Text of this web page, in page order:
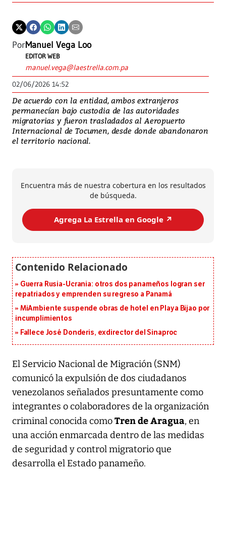
PorManuel Vega Loo
EDITOR WEB
manuel.vega@laestrella.com.pa
02/06/2026 14:52
De acuerdo con la entidad, ambos extranjeros
permanecían bajo custodia de las autoridades
migratorias y fueron trasladados al Aeropuerto
Internacional de Tocumen, desde donde abandonaron
el territorio nacional.
Encuentra más de nuestra cobertura en los resultados
de búsqueda.
Agrega La Estrella en Google ↗️
Guerra Rusia-Ucrania: otros dos panameños logran ser
repatriados y emprenden su regreso a Panamá
MiAmbiente suspende obras de hotel en Playa Bijao por
incumplimientos
Fallece José Donderis, exdirector del Sinaproc
El Servicio Nacional de Migración (SNM)
comunicó la expulsión de dos ciudadanos
venezolanos señalados presuntamente como
integrantes o colaboradores de la organización
criminal conocida comoTren de Aragua, en
una acción enmarcada dentro de las medidas
de seguridad y control migratorio que
desarrolla el Estado panameño.